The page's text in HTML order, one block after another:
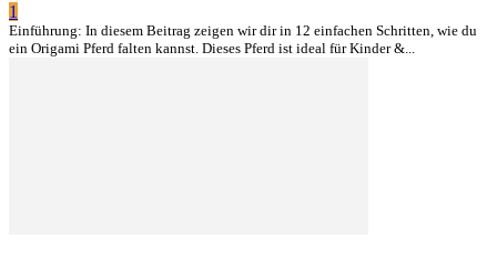
1
Einführung: In diesem Beitrag zeigen wir dir in 12 einfachen Schritten, wie du
ein Origami Pferd falten kannst. Dieses Pferd ist ideal für Kinder &...